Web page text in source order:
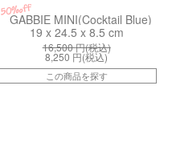
50%off
GABBIE MINI(Cocktail Blue)
19 x 24.5 x 8.5 cm
16,500円(税込)
8,250 円(税込)
この商品を探す